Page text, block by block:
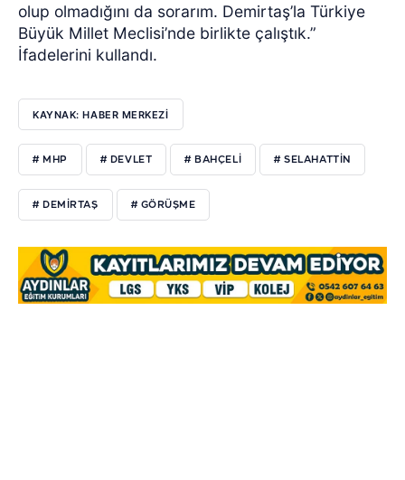
olup olmadığını da sorarım. Demirtaş’la Türkiye
Büyük Millet Meclisi’nde birlikte çalıştık.”
İfadelerini kullandı.
KAYNAK: HABER MERKEZİ
# MHP # DEVLET # BAHÇELİ # SELAHATTİN
# DEMİRTAŞ # GÖRÜŞME